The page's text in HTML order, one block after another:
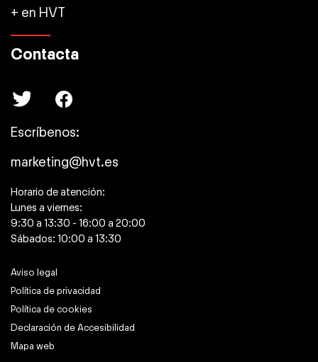
+ en HVT
Contacta
Escríbenos:
marketing@hvt.es
Horario de atención:
Lunes a viernes:
9:30 a 13:30 - 16:00 a 20:00
Sábados: 10:00 a 13:30
Aviso legal
Política de privacidad
Política de cookies
Declaración de Accesibilidad
Mapa web